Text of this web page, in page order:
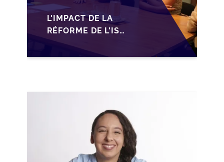
L'IMPACT DE LA
RÉFORME DE L'IS
MAROCAIN SUR LA
TRANSMISSION DES